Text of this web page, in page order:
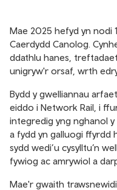
Mae 2025 hefyd yn nodi
Caerdydd Canolog.
ddathlu hanes,
unigryw'r orsaf, wrth
Bydd y gwelliannau
eiddo i Network Rail, i
integredig yng nghanol y
a fydd yn galluogi ffyrdd
sydd wedi’u cysylltu’n
fywiog ac amrywiol a
Mae'r gwaith